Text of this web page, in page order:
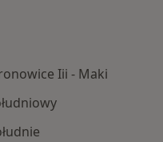
Iii - Maki